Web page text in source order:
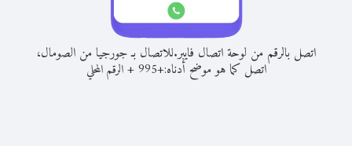
اتصل بالرقم من لوحة اتصال فايبر.للاتصال بـ جورجيا من الصومال،
اتصل كما هو موضح أدناه:+
995
+الرقم المحلي